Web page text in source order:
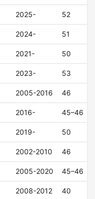
2025- 52
2024- 51
2021- 50
2023- 53
2005-2016 46
2016- 45–46
2019- 50
2002-2010 46
2005-2020 45–46
2008-2012 40